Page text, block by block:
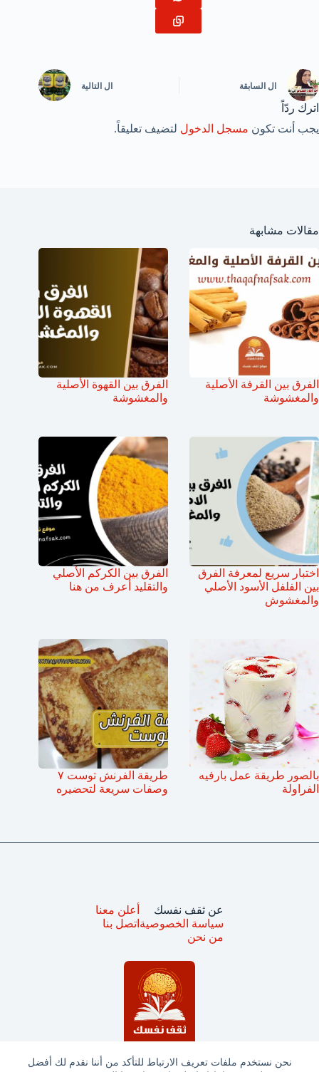
نحن نستخدم ملفات تعريف الارتباط للتأكد من أننا نقدم لك أفضل
ال السابقة ال التالية
اترك ردّاً
يجب أنت تكون مسجل الدخول لتضيف تعليقاً.
مقالات مشابهة
الفرق بين القرفة الأصلية
والمغشوشة
الفرق بين القهوة الأصلية
والمغشوشة
اختبار سريع لمعرفة الفرق
بين الفلفل الأسود الأصلي
والمغشوش
الفرق بين الكركم الأصلي
والتقليد أعرف من هنا
بالصور طريقة عمل بارفيه
الفراولة
طريقة الفرنش توست ٧
وصفات سريعة لتحضيره
عن ثقف نفسك
سياسة الخصوصية
من نحن
أعلن معنا
اتصل بنا